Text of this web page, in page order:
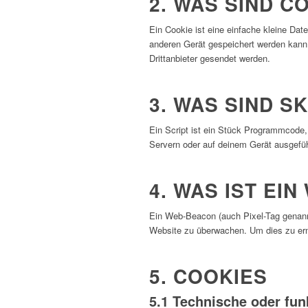
Ein Cookie ist eine einfache kleine
anderen Gerät gespeichert werden
Drittanbieter gesendet werden.
3. WAS SIND
Ein Script ist ein Stück
Servern oder auf deinem Gerät
4. WAS IST EIN
Ein Web-Beacon (auch Pixel-Tag
Website zu überwachen. Um dies zu
5. COOKIES
5.1 Technische oder